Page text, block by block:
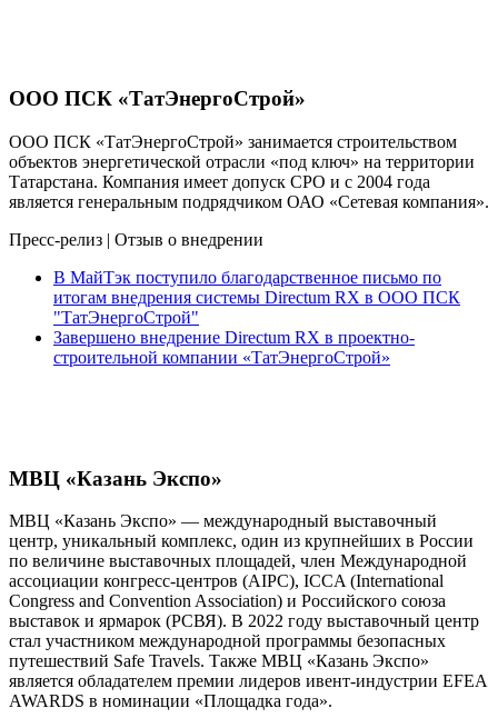
ООО ПСК «ТатЭнергоСтрой»
ООО ПСК «ТатЭнергоСтрой» занимается строительством
объектов энергетической отрасли «под ключ» на территории
Татарстана. Компания имеет допуск СРО и с 2004 года
является генеральным подрядчиком ОАО «Сетевая компания».
Пресс-релиз | Отзыв о внедрении
В МайТэк поступило благодарственное письмо по
итогам внедрения системы Directum RX в ООО ПСК
"ТатЭнергоСтрой"
Завершено внедрение Directum RX в проектно-
строительной компании «ТатЭнергоСтрой»
МВЦ «Казань Экспо»
МВЦ «Казань Экспо» — международный выставочный
центр, уникальный комплекс, один из крупнейших в России
по величине выставочных площадей, член Международной
ассоциации конгресс-центров (AIPC), ICCA (International
Congress and Convention Association) и Российского союза
выставок и ярмарок (РСВЯ). В 2022 году выставочный центр
стал участником международной программы безопасных
путешествий Safe Travels. Также МВЦ «Казань Экспо»
является обладателем премии лидеров ивент-индустрии EFEA
AWARDS в номинации «Площадка года».